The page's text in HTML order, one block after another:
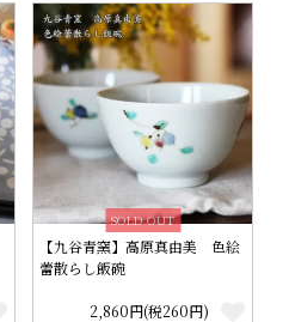
SOLD OUT
【九谷青窯】高原真由美 色絵
蕾散らし飯碗
2,860円(税260円)